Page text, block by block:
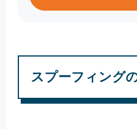
スプーフィング